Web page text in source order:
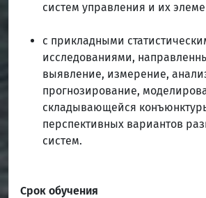
систем управления и их
с прикладными
исследованиями,
выявление, измерение,
прогнозирование,
складывающейся
перспективных вариантов
систем.
Срок обучения